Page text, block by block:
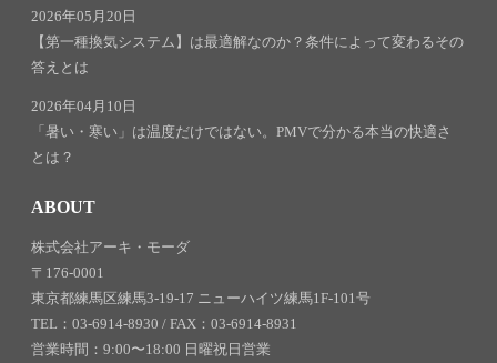
2026年05月20日
【第一種換気システム】は最適解なのか？条件によって変わるその
答えとは
2026年04月10日
「暑い・寒い」は温度だけではない。PMVで分かる本当の快適さ
とは？
ABOUT
株式会社アーキ・モーダ
〒176-0001
東京都練馬区練馬3-19-17 ニューハイツ練馬1F-101号
TEL：03-6914-8930 / FAX：03-6914-8931
営業時間：9:00〜18:00 日曜祝日営業